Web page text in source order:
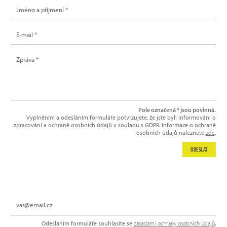
Odesláním formuláře souhlasíte se zásadami ochrany osobních údajů.
Pole označená * jsou povinná.
Vyplněním a odesláním formuláře potvrzujete, že jste byli informováni o
zpracování a ochraně osobních údajů v souladu s GDPR. Informace o ochraně
osobních údajů naleznete zde.
ODESLAT